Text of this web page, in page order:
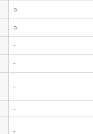
○
○
-
-
-
-
-